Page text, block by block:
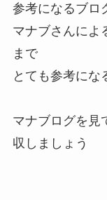
参考になるブロ
マナブさんによ
まで
とても参考にな
マナブログを見
収しましょう